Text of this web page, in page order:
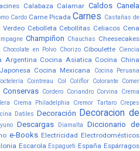
Calabaza Calamar Caldos Canela
Cardo Carne Picada Carnes Castañas de
Verdeo Cebolleta Cebollitas Celiacos Cena
Champiñon Chauchas Cheesecakes
Chocolate en Polvo Chorizo Ciboulette Ciencia
Argentina Cocina Asiatica Cocina China
Cocina Mexicana Cocina Peruana
Cointreau Col Coliflor Colorante Comer
Conservas Cordero Coriandro Corvina
Crema
Crema Philadelphia Cremor Tartaro Crepes
Datiles Decoración Decoracion de
Descargas Diamalta
Diccionario de
e-Books Electricidad Electrodomésticos
Escarola Espagueti España Espárragos